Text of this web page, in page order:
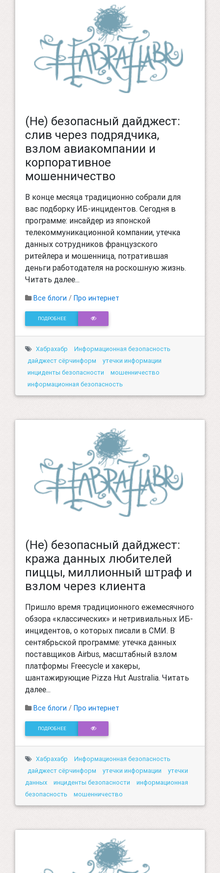
(Не) безопасный дайджест:
слив через подрядчика,
взлом авиакомпании и
корпоративное
мошенничество
В конце месяца традиционно собрали для
вас подборку ИБ-инцидентов. Сегодня в
программе: инсайдер из японской
телекоммуникационной компании, утечка
данных сотрудников французского
ритейлера и мошенница, потратившая
деньги работодателя на роскошную жизнь.
Читать далее...
Все блоги / Про интернет
ПОДРОБНЕЕ
Хабрахабр
Информационная безопасность
дайджест сёрчинформ
утечки информации
инциденты безопасности
мошенничество
информационная безопасность
(Не) безопасный дайджест:
кража данных любителей
пиццы, миллионный штраф и
взлом через клиента
Пришло время традиционного ежемесячного
обзора «классических» и нетривиальных ИБ-
инцидентов, о которых писали в СМИ. В
сентябрьской программе: утечка данных
поставщиков Airbus, масштабный взлом
платформы Freecycle и хакеры,
шантажирующие Pizza Hut Australia. Читать
далее...
Все блоги / Про интернет
ПОДРОБНЕЕ
Хабрахабр
Информационная безопасность
дайджест сёрчинформ
утечки информации
утечки
данных
инциденты безопасности
информационная
безопасность
мошенничество